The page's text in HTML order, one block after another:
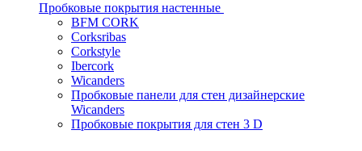
Пробковые покрытия настенные
BFM CORK
Corksribas
Corkstyle
Ibercork
Wicanders
Пробковые панели для стен дизайнерские
Wicanders
Пробковые покрытия для стен 3 D